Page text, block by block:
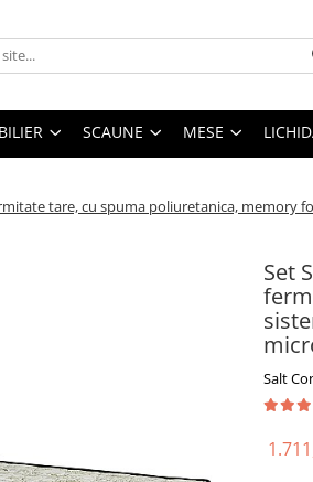
SCAUNE MESE
tare, cu spuma poliuretanica,
Set
Salt